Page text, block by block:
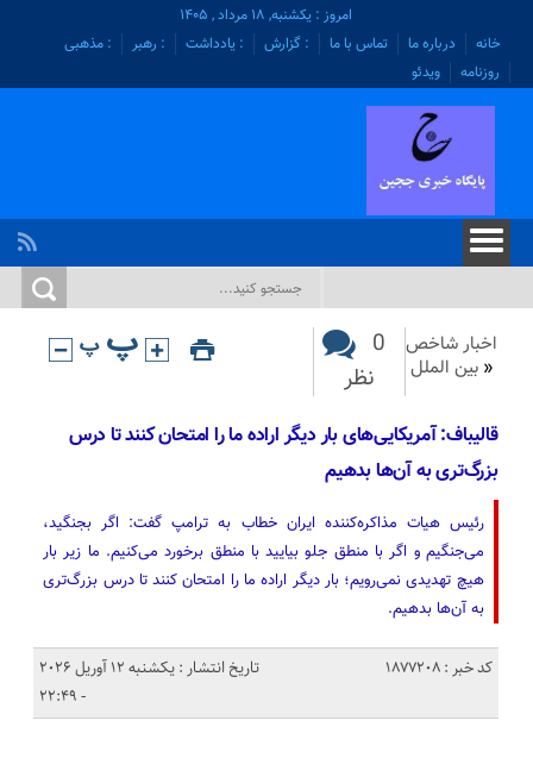
امروز : یکشنبه, ۱۸ مرداد , ۱۴۰۵
خانه
درباره ما تماس با ما : گزارش : یادداشت : رهبر
: مذهبی
روزنامه
ویدئو
اخبار شاخص
« بین الملل
0
نظر
قالیباف: آمریکایی‌های بار دیگر اراده ما را امتحان کنند تا درس
بزرگ‌تری به آن‌ها بدهیم
رئیس هیات مذاکره‌کننده ایران خطاب به ترامپ گفت: اگر بجنگید،
می‌جنگیم و اگر با منطق جلو بیایید با منطق برخورد می‌کنیم. ما زیر بار
هیچ تهدیدی نمی‌رویم؛ بار دیگر اراده ما را امتحان کنند تا درس بزرگ‌تری
به آن‌ها بدهیم.
کد خبر : 1877208
تاریخ انتشار : یکشنبه 12 آوریل 2026
- 22:49